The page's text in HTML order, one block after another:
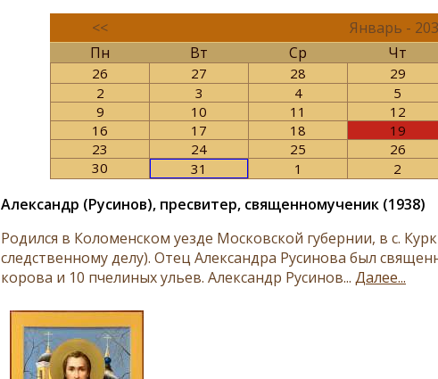
<< Январь -
Пн
Вт Ср Чт
26 27 28 29
2
3 4 5
9
10 11 12
16
17 18 19
23
24 25 26
30
31 1 2
Александр (Русинов), пресвитер, священномученик (1938)
Родился в Коломенском уезде Московской губернии, в с.
следственному делу). Отец Александра Русинова был
корова и 10 пчелиных ульев. Александр Русинов... Далее...